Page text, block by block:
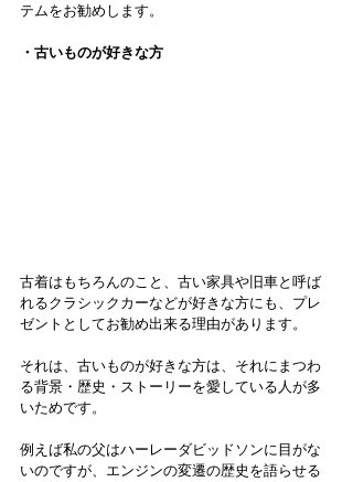
テムをお勧めします。
・古いものが好きな方
古着はもちろんのこと、古い家具や旧車と呼ば
れるクラシックカーなどが好きな方にも、プレ
ゼントとしてお勧め出来る理由があります。
それは、古いものが好きな方は、それにまつわ
る背景・歴史・ストーリーを愛している人が多
いためです。
例えば私の父はハーレーダビッドソンに目がな
いのですが、エンジンの変遷の歴史を語らせる